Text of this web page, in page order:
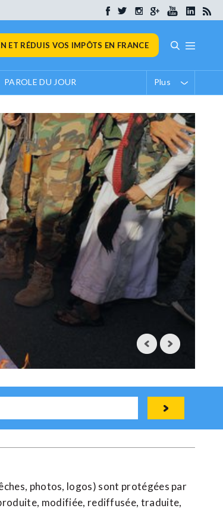
ET RÉDUIS VOS IMPÔTS EN FRANCE
PAROLE DU JOUR Plus
une
photos, logos) sont protégées par
modifiée, rediffusée, traduite,